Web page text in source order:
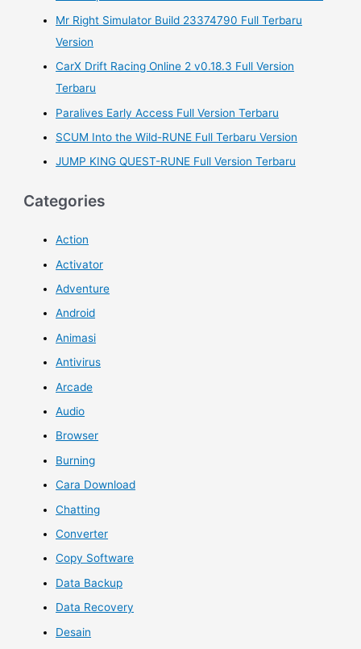
Mr Right Simulator Build 23374790 Full Terbaru
Version
CarX Drift Racing Online 2 v0.18.3 Full Version
Terbaru
Paralives Early Access Full Version Terbaru
SCUM Into the Wild-RUNE Full Terbaru Version
JUMP KING QUEST-RUNE Full Version Terbaru
Categories
Action
Activator
Adventure
Android
Animasi
Antivirus
Arcade
Audio
Browser
Burning
Cara Download
Chatting
Converter
Copy Software
Data Backup
Data Recovery
Desain